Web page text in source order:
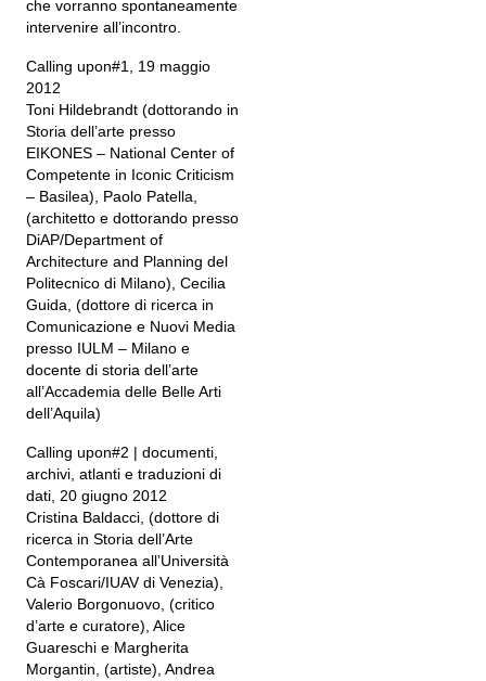
che vorranno spontaneamente
intervenire all’incontro.
Calling upon#1, 19 maggio
2012
Toni Hildebrandt (dottorando in
Storia dell’arte presso
EIKONES – National Center of
Competente in Iconic Criticism
– Basilea), Paolo Patella,
(architetto e dottorando presso
DiAP/Department of
Architecture and Planning del
Politecnico di Milano), Cecilia
Guida, (dottore di ricerca in
Comunicazione e Nuovi Media
presso IULM – Milano e
docente di storia dell’arte
all’Accademia delle Belle Arti
dell’Aquila)
Calling upon#2 | documenti,
archivi, atlanti e traduzioni di
dati, 20 giugno 2012
Cristina Baldacci, (dottore di
ricerca in Storia dell’Arte
Contemporanea all’Università
Cà Foscari/IUAV di Venezia),
Valerio Borgonuovo, (critico
d’arte e curatore), Alice
Guareschi e Margherita
Morgantin, (artiste), Andrea